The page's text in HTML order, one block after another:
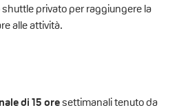
privato per raggiungere la
alle attività.
di 15 oresettimanali tenuto da